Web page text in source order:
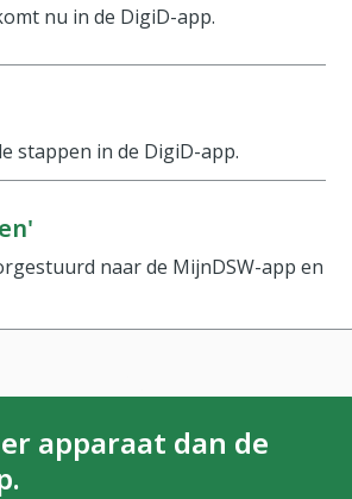
nu in de DigiD-app.
stappen in de DigiD-app.
naar de MijnDSW-app en
apparaat dan de